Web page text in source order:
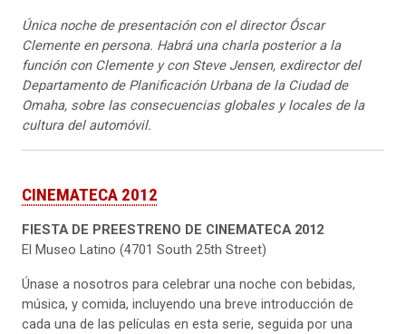
Única noche de presentacióncon el director Óscar
Clemente en persona. Habrá una charla posterior a la
función con Clemente y con Steve Jensen, exdirector del
Departamento de Planificación Urbana de la Ciudad de
Omaha, sobre las consecuencias globales y locales de la
cultura del automóvil.
CINEMATECA 2012
FIESTA DE PREESTRENO DE CINEMATECA 2012
El Museo Latino (4701 South 25th Street)
Únase a nosotros para celebrar una noche con bebidas,
música, y comida, incluyendo una breve introducción de
cada una de las películas en esta serie, seguida por una